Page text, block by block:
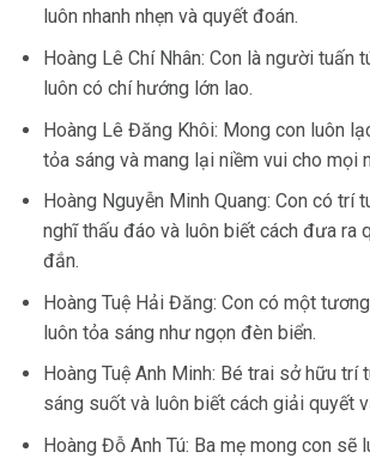
luôn nhanh nhẹn và quyết đoán.
Hoàng Lê Chí Nhân: Con là người tuấn
luôn có chí hướng lớn lao.
Hoàng Lê Đăng Khôi: Mong con luôn
tỏa sáng và mang lại niềm vui cho mọi
Hoàng Nguyễn Minh Quang: Con có trí
nghĩ thấu đáo và luôn biết cách đưa ra
đắn.
Hoàng Tuệ Hải Đăng: Con có một
luôn tỏa sáng như ngọn đèn biển.
Hoàng Tuệ Anh Minh: Bé trai sở hữu trí
sáng suốt và luôn biết cách giải quyết
Hoàng Đỗ Anh Tú: Ba mẹ mong con sẽ